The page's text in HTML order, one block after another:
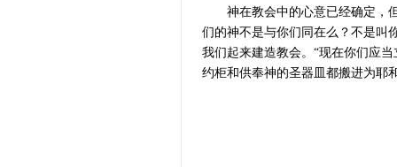
神在教会中的心意已经确定，但
们的神不是与你们同在么？不是叫
我们起来建造教会。“现在你们应
约柜和供奉神的圣器皿都搬进为耶